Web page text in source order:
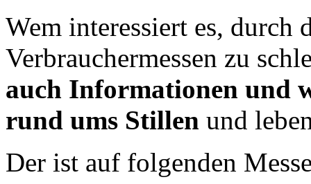
Wem interessiert es, durch
Verbrauchermessen zu
auch Informationen und
rund ums Stillen und
Der ist auf folgenden